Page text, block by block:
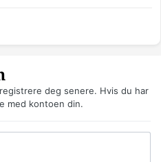
deg senere. Hvis du har
med kontoen din.